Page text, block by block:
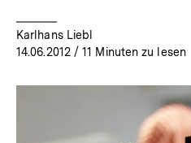
Karlhans Liebl
14.06.2012/ 11 Minuten zu lesen